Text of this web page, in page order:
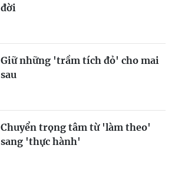
đời
Giữ những 'trầm tích đỏ' cho mai
sau
Chuyển trọng tâm từ 'làm theo'
sang 'thực hành'